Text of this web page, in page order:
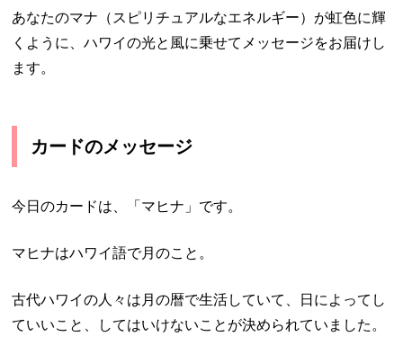
あなたのマナ（スピリチュアルなエネルギー）が虹色に輝
くように、ハワイの光と風に乗せてメッセージをお届けし
ます。
カードのメッセージ
今日のカードは、「マヒナ」です。
マヒナはハワイ語で月のこと。
古代ハワイの人々は月の暦で生活していて、日によってし
ていいこと、してはいけないことが決められていました。